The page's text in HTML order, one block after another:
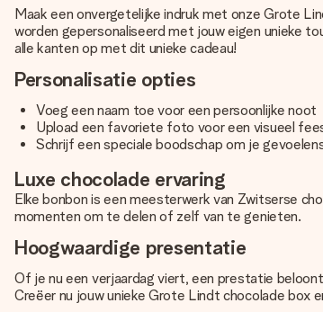
Maak een onvergetelijke indruk met onze Grote
worden gepersonaliseerd met jouw eigen unieke
alle kanten op met dit unieke cadeau!
Personalisatie opties
Voeg een naam toe voor een persoonlijke noot
Upload een favoriete foto voor een visueel
Schrijf een speciale boodschap om je
Luxe chocolade ervaring
Elke bonbon is een meesterwerk van Zwitserse
momenten om te delen of zelf van te genieten.
Hoogwaardige presentatie
Of je nu een verjaardag viert, een prestatie
Creëer nu jouw unieke Grote Lindt chocolade box